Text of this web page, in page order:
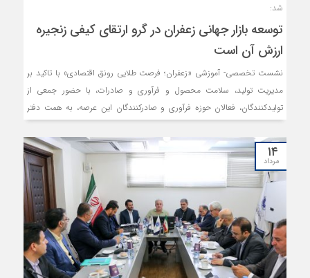
شد:
توسعه بازار جهانی زعفران در گرو ارتقای کیفی زنجیره
ارزش آن است
نشست تخصصی- آموزشی «زعفران؛ فرصت طلایی رونق اقتصادی» با تاکید بر
مدیریت تولید، سلامت محصول و فرآوری و صادرات، با حضور جمعی از
تولیدکنندگان، فعالان حوزه فرآوری و صادرکنندگان این عرصه، به همت دفتر
کشاورزی اتاق بازرگانی خراسان رضوی در محل این اتاق برگزار شد.
۱۴
مرداد